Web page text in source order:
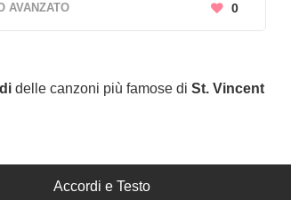
AVANZATO 0
delle canzoni più famose di St. Vincent
Accordi e Testo